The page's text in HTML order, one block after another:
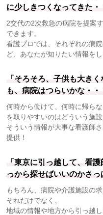
に少しきつくなってきた・
2交代の2次救急の病院を提案
できます。
看護プロでは、それぞれの病
ど、あなたが知りたい情報を
「そろそろ、子供も大き
も、病院はつらいかな・・
何時から働けて、何時に帰ら
を取りやすいのはどういう施
そういう情報が大事な看護師
提供！
「東京に引っ越して、看
っから探せばいいのかさっ
もちろん、病院や介護施設の
それだけでなく、
地域の情報や地方から引っ越